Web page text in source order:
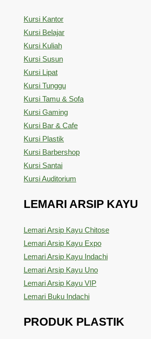
Kursi Kantor
Kursi Belajar
Kursi Kuliah
Kursi Susun
Kursi Lipat
Kursi Tunggu
Kursi Tamu & Sofa
Kursi Gaming
Kursi Bar & Cafe
Kursi Plastik
Kursi Barbershop
Kursi Santai
Kursi Auditorium
LEMARI ARSIP KAYU
Lemari Arsip Kayu Chitose
Lemari Arsip Kayu Expo
Lemari Arsip Kayu Indachi
Lemari Arsip Kayu Uno
Lemari Arsip Kayu VIP
Lemari Buku Indachi
PRODUK PLASTIK